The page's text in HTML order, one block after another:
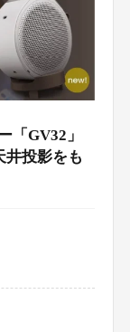
「GV32」
井投影をも